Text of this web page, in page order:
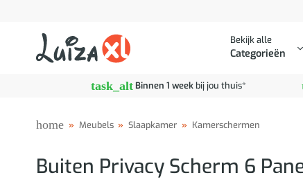
Bekijk alle
Categorieën
task_altBinnen 1 weekbij jou thuis*
home » Meubels » Slaapkamer » Kamerschermen
Buiten Privacy Scherm 6